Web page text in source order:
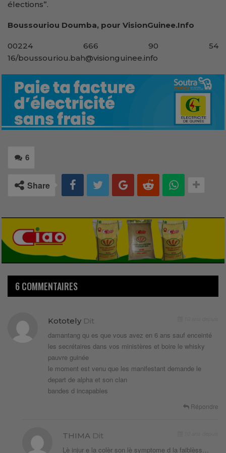
élections”.
Boussouriou Doumba, pour VisionGuinee.Info
00224 666 90 54
16/boussouriou.bah@visionguinee.info
6
Share
6 COMMENTAIRES
Kototely Dit
damantang qu es que vous avez en 6 ans sauf enceinté
les secrétaires dans vos ministères et boire le whisky
pauvre guinée
le moment est venu que les manifestant demande le
depart de alpha et son clan
bandes d incapables
Répondre
THIMA Dit
Lè injur e la colèr son lè symptome d la faiblèss…